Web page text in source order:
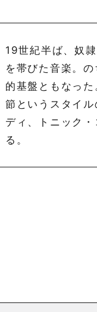
19世紀半ば、奴
を帯びた音楽。
的基盤ともなっ
節というスタイ
ディ、トニック
る。